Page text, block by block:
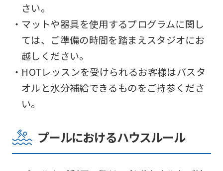
さい。
・マットや器具を使用するプログラムに関し
ては、ご準備の時間を踏まえスタジオにお
越しください。
・HOTレッスンを受けられるお客様はバスタ
オルと水分補給できるものをご持参くださ
い。
プールにおけるハウスルール